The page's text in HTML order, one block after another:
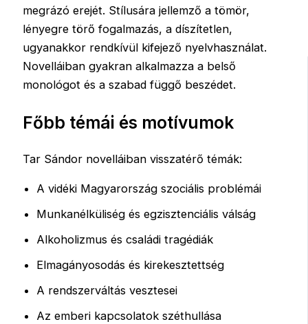
megrázó erejét. Stílusára jellemző a tömör,
lényegre törő fogalmazás, a díszítetlen,
ugyanakkor rendkívül kifejező nyelvhasználat.
Novelláiban gyakran alkalmazza a belső
monológot és a szabad függő beszédet.
Főbb témái és motívumok
Tar Sándor novelláiban visszatérő témák:
A vidéki Magyarország szociális problémái
Munkanélküliség és egzisztenciális válság
Alkoholizmus és családi tragédiák
Elmagányosodás és kirekesztettség
A rendszerváltás vesztesei
Az emberi kapcsolatok széthullása